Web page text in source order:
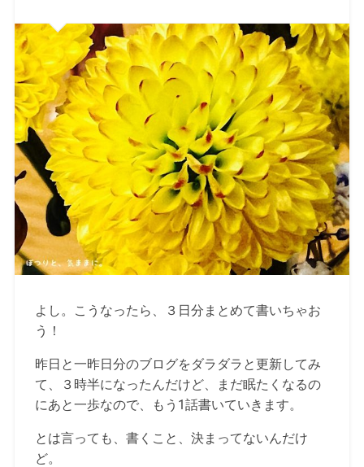
よし。こうなったら、３日分まとめて書いちゃお
う！
昨日と一昨日分のブログをダラダラと更新してみ
て、３時半になったんだけど、まだ眠たくなるの
にあと一歩なので、もう1話書いていきます。
とは言っても、書くこと、決まってないんだけ
ど。